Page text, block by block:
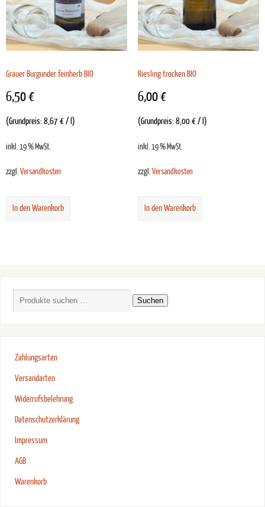
Grauer Burgunder feinherb BIO
6,50€
(Grundpreis:8,67€/ )
inkl. 19 % MwSt.
zzgl. Versandkosten
In den Warenkorb
Riesling trocken BIO
6,00€
(Grundpreis:8,00€/ )
inkl. 19 % MwSt.
zzgl. Versandkosten
In den Warenkorb
Suchen
Zahlungsarten
Versandarten
Widerrufsbelehrung
Datenschutzerklärung
Impressum
AGB
Warenkorb